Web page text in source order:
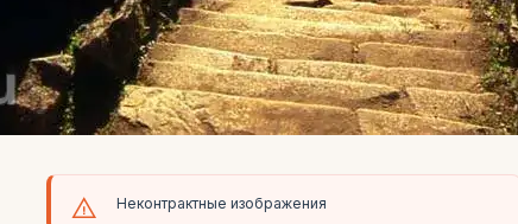
Неконтрактные изображения